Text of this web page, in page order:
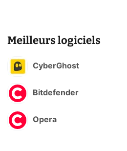
Meilleurs logiciels
CyberGhost
Bitdefender
Opera